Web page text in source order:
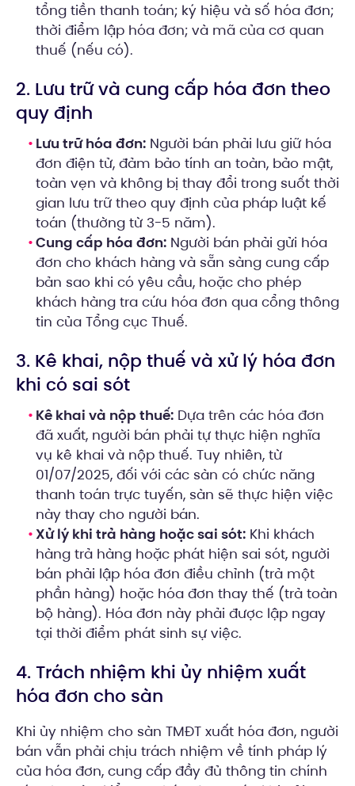
tổng tiền thanh toán; ký hiệu và số hóa đơn;
thời điểm lập hóa đơn; và mã của cơ quan
thuế (nếu có).
2. Lưu trữ và cung cấp hóa đơn theo
quy định
Lưu trữ hóa đơn: Người bán phải lưu giữ hóa
đơn điện tử, đảm bảo tính an toàn, bảo mật,
toàn vẹn và không bị thay đổi trong suốt thời
gian lưu trữ theo quy định của pháp luật kế
toán (thường từ 3-5 năm).
Cung cấp hóa đơn: Người bán phải gửi hóa
đơn cho khách hàng và sẵn sàng cung cấp
bản sao khi có yêu cầu, hoặc cho phép
khách hàng tra cứu hóa đơn qua cổng thông
tin của Tổng cục Thuế.
3. Kê khai, nộp thuế và xử lý hóa đơn
khi có sai sót
Kê khai và nộp thuế: Dựa trên các hóa đơn
đã xuất, người bán phải tự thực hiện nghĩa
vụ kê khai và nộp thuế. Tuy nhiên, từ
01/07/2025, đối với các sàn có chức năng
thanh toán trực tuyến, sàn sẽ thực hiện việc
này thay cho người bán.
Xử lý khi trả hàng hoặc sai sót: Khi khách
hàng trả hàng hoặc phát hiện sai sót, người
bán phải lập hóa đơn điều chỉnh (trả một
phần hàng) hoặc hóa đơn thay thế (trả toàn
bộ hàng). Hóa đơn này phải được lập ngay
tại thời điểm phát sinh sự việc.
4. Trách nhiệm khi ủy nhiệm xuất
hóa đơn cho sàn
Khi ủy nhiệm cho sàn TMĐT xuất hóa đơn, người
bán vẫn phải chịu trách nhiệm về tính pháp lý
của hóa đơn, cung cấp đầy đủ thông tin chính